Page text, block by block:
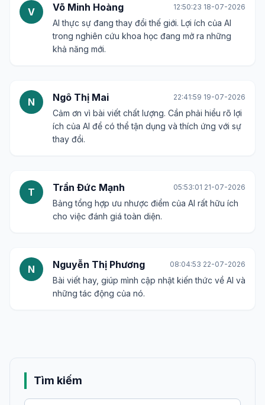
V Võ Minh Hoàng 12:50:23 18-07-2026
AI thực sự đang thay đổi thế giới. Lợi ích của AI
trong nghiên cứu khoa học đang mở ra những
khả năng mới.
N Ngô Thị Mai 22:41:59 19-07-2026
Cảm ơn vì bài viết chất lượng. Cần phải hiểu rõ lợi
ích của AI để có thể tận dụng và thích ứng với sự
thay đổi.
T Trần Đức Mạnh 05:53:01 21-07-2026
Bảng tổng hợp ưu nhược điểm của AI rất hữu ích
cho việc đánh giá toàn diện.
N Nguyễn Thị Phương 08:04:53 22-07-2026
Bài viết hay, giúp mình cập nhật kiến thức về AI và
những tác động của nó.
Tìm kiếm